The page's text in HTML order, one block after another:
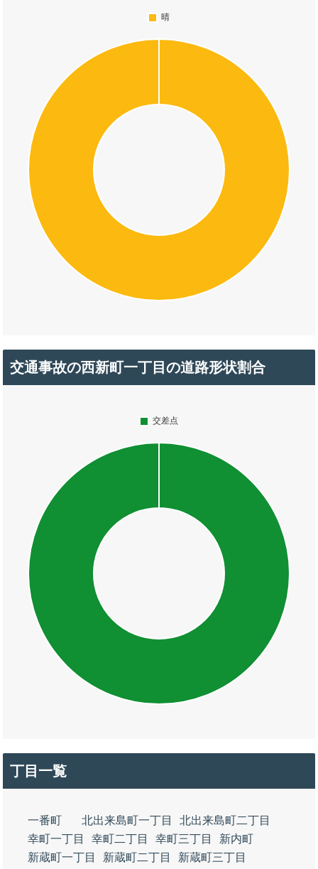
交通事故の西新町一丁目の道路形状割合
丁目一覧
一番町 北出来島町一丁目
北出来島町二丁目
幸町一丁目
幸町二丁目 幸町三丁目
新内町
新蔵町一丁目
新蔵町二丁目
新蔵町三丁目